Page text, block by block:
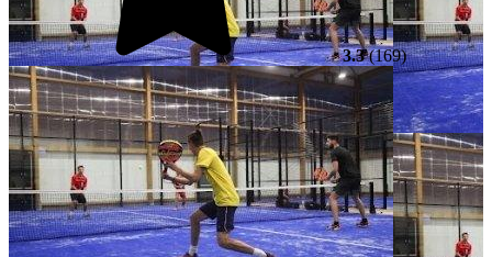
3.3(169)